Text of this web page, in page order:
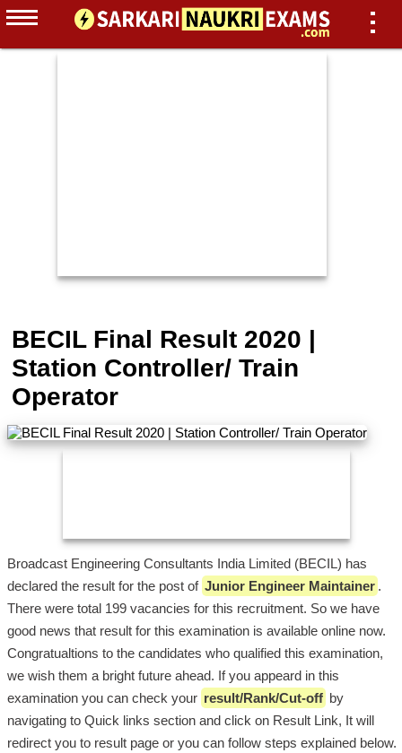
BECIL Final Result 2020 |
Station Controller/ Train
Operator
Broadcast Engineering Consultants India Limited (BECIL) has
declared the result for the post of Junior Engineer Maintainer .
There were total 199 vacancies for this recruitment. So we have
good news that result for this examination is available online now.
Congratualtions to the candidates who qualified this examination,
we wish them a bright future ahead. If you appeard in this
examination you can check your result/Rank/Cut-off by
navigating to Quick links section and click on Result Link, It will
redirect you to result page or you can follow steps explained below.